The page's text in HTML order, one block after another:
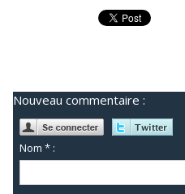
Nouveau commentaire :
Nom * :